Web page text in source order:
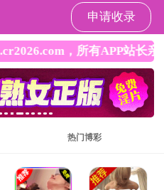
党群工作 师资队伍 本